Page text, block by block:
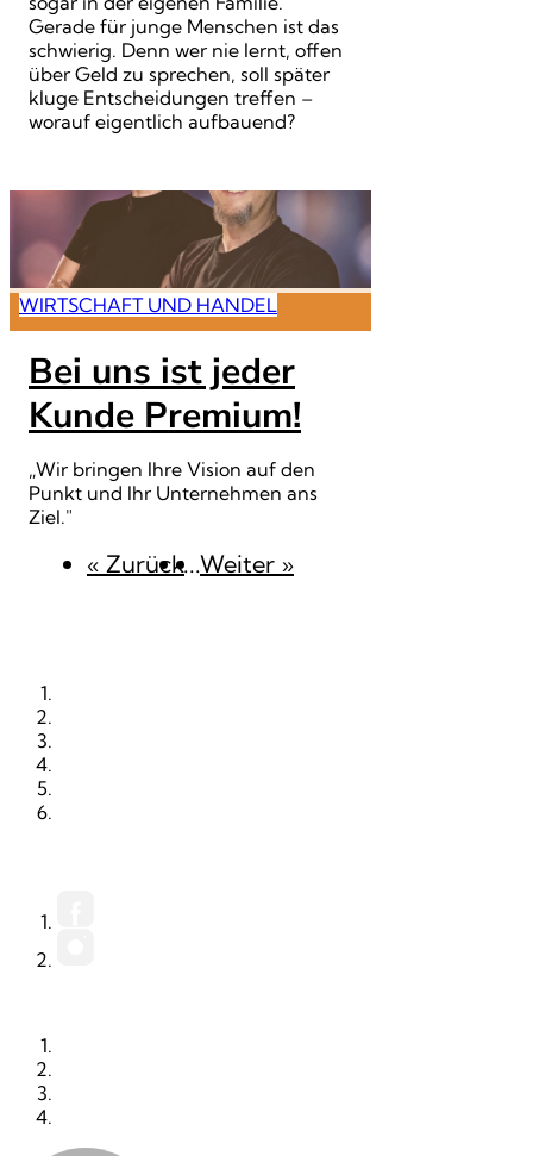
Gerade für junge Menschen ist das
schwierig. Denn wer nie lernt, offen
über Geld zu sprechen, soll später
kluge Entscheidungen treffen –
worauf eigentlich aufbauend?
WIRTSCHAFT UND HANDEL
Bei uns ist jeder
Kunde Premium!
„Wir bringen Ihre Vision auf den
Punkt und Ihr Unternehmen ans
Ziel."
« Zurück...Weiter »